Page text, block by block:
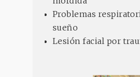
Problemas
sueño
Lesión facial por